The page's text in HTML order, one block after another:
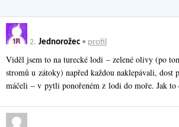
2. Jednorožec • profil
Viděl jsem to na turecké lodi – zelené olivy (po
stromů u zátoky) napřed každou naklepávali, dost
máčeli – v pytli ponořeném z lodi do moře. Jak to